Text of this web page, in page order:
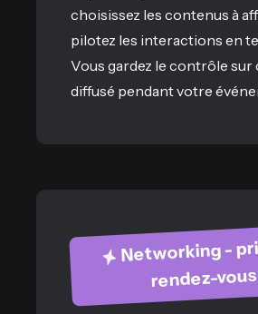
choisissez les contenus à
pilotez les interactions en
Vous gardez le contrôle sur
diffusé pendant votre
Networking -
rendez-vous